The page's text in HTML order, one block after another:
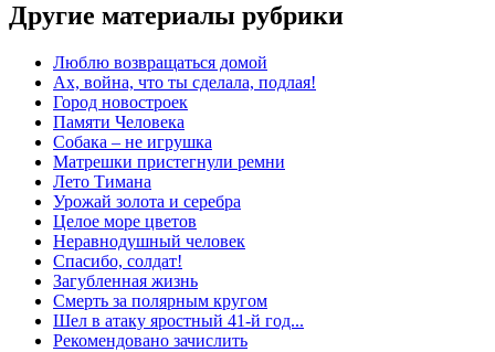
Другие материалы рубрики
Люблю возвращаться домой
Ах, война, что ты сделала, подлая!
Город новостроек
Памяти Человека
Собака – не игрушка
Матрешки пристегнули ремни
Лето Тимана
Урожай золота и серебра
Целое море цветов
Неравнодушный человек
Спасибо, солдат!
Загубленная жизнь
Смерть за полярным кругом
Шел в атаку яростный 41-й год...
Рекомендовано зачислить